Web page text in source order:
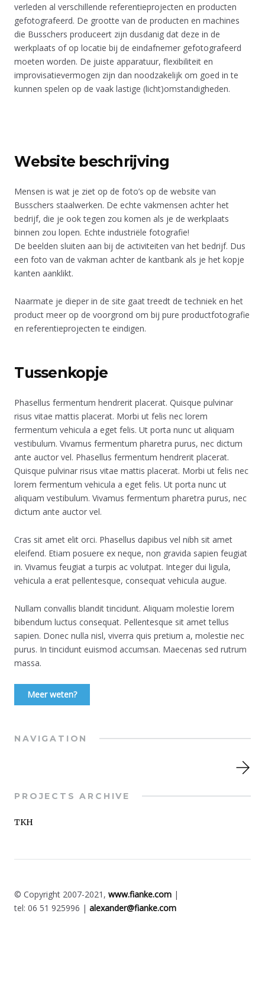
verleden al verschillende referentieprojecten en producten
gefotografeerd. De grootte van de producten en machines
die Busschers produceert zijn dusdanig dat deze in de
werkplaats of op locatie bij de eindafnemer gefotografeerd
moeten worden. De juiste apparatuur, flexibiliteit en
improvisatievermogen zijn dan noodzakelijk om goed in te
kunnen spelen op de vaak lastige (licht)omstandigheden.
Website beschrijving
Mensen is wat je ziet op de foto’s op de website van
Busschers staalwerken. De echte vakmensen achter het
bedrijf, die je ook tegen zou komen als je de werkplaats
binnen zou lopen. Echte industriële fotografie!
De beelden sluiten aan bij de activiteiten van het bedrijf. Dus
een foto van de vakman achter de kantbank als je het kopje
kanten aanklikt.
Naarmate je dieper in de site gaat treedt de techniek en het
product meer op de voorgrond om bij pure productfotografie
en referentieprojecten te eindigen.
Tussenkopje
Phasellus fermentum hendrerit placerat. Quisque pulvinar
risus vitae mattis placerat. Morbi ut felis nec lorem
fermentum vehicula a eget felis. Ut porta nunc ut aliquam
vestibulum. Vivamus fermentum pharetra purus, nec dictum
ante auctor vel. Phasellus fermentum hendrerit placerat.
Quisque pulvinar risus vitae mattis placerat. Morbi ut felis nec
lorem fermentum vehicula a eget felis. Ut porta nunc ut
aliquam vestibulum. Vivamus fermentum pharetra purus, nec
dictum ante auctor vel.
Cras sit amet elit orci. Phasellus dapibus vel nibh sit amet
eleifend. Etiam posuere ex neque, non gravida sapien feugiat
in. Vivamus feugiat a turpis ac volutpat. Integer dui ligula,
vehicula a erat pellentesque, consequat vehicula augue.
Nullam convallis blandit tincidunt. Aliquam molestie lorem
bibendum luctus consequat. Pellentesque sit amet tellus
sapien. Donec nulla nisl, viverra quis pretium a, molestie nec
purus. In tincidunt euismod accumsan. Maecenas sed rutrum
massa.
Meer weten?
NAVIGATION
PROJECTS ARCHIVE
TKH
© Copyright 2007-2021,www.fianke.com |
tel: 06 51 925996 |alexander@fianke.com